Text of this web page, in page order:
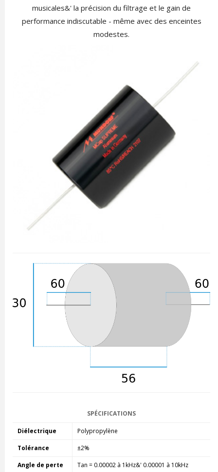
musicales&' la précision du filtrage et le gain de
performance indiscutable - même avec des enceintes
modestes.
SPÉCIFICATIONS
Diélectrique Polypropylène
Tolérance ±2%
Angle de perte Tan = 0.00002 à 1kHz&' 0.00001 à 10kHz